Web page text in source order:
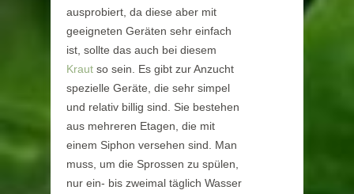
ausprobiert, da diese aber mit
geeigneten Geräten sehr einfach
ist, sollte das auch bei diesem
Kraut so sein. Es gibt zur Anzucht
spezielle Geräte, die sehr simpel
und relativ billig sind. Sie bestehen
aus mehreren Etagen, die mit
einem Siphon versehen sind. Man
muss, um die Sprossen zu spülen,
nur ein- bis zweimal täglich Wasser